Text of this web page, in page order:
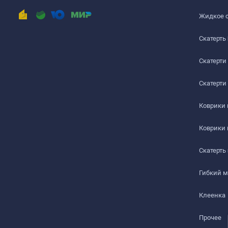
Сразу после распаковки пленки может
Дайте высохнуть – запах выветривается максимум
Жидкое
Коврики
Гибкий
Клеенка
Прочее